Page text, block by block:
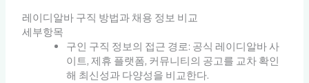
레이디알바 구직 방법과 채용 정보 비교
세부항목
구인 구직 정보의 접근 경로: 공식 레이디알바 사
이트, 제휴 플랫폼, 커뮤니티의 공고를 교차 확인
해 최신성과 다양성을 비교한다.